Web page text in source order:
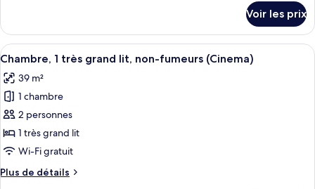
avec
lits
jumeaux,
fumeurs
(Classy,
E-
Cigarettes
Only)
le
type
de
Chambre
Deluxe
lits
jumeaux,
fumeurs
(Classy,
E-
Voir les prix
Afficher
toutes
les
photos
pour
ce
type
chambre :
Une chambre d’hôtel moderne
8
Chambre, 1 très grand lit, non-fumeurs (Cinema)
39 m²
1 chambre
2 personnes
1 très grand lit
Wi-Fi gratuit
Plus de détails
Plus